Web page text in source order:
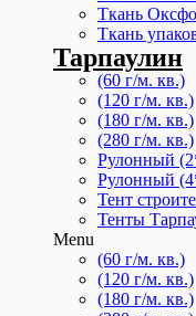
Ткань
Ткань
Тарпаулин
(60 г/м. кв.)
(120 г/м. кв.)
(180 г/м. кв.)
(280 г/м. кв.)
Рулонный
Рулонный
Тент
Тенты
Menu
(60 г/м. кв.)
(120 г/м. кв.)
(180 г/м. кв.)